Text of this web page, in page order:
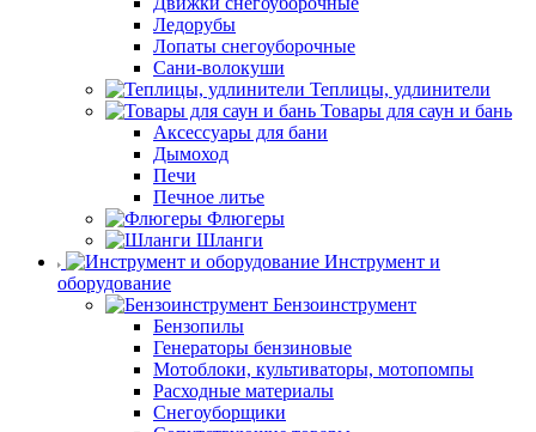
Ледорубы
Лопаты снегоуборочные
Сани-волокуши
Теплицы, удлинители
Товары для саун и бань
Аксессуары для бани
Дымоход
Печи
Печное литье
Флюгеры
Шланги
Инструмент и
оборудование
Бензоинструмент
Бензопилы
Генераторы бензиновые
Мотоблоки, культиваторы, мотопомпы
Расходные материалы
Снегоуборщики